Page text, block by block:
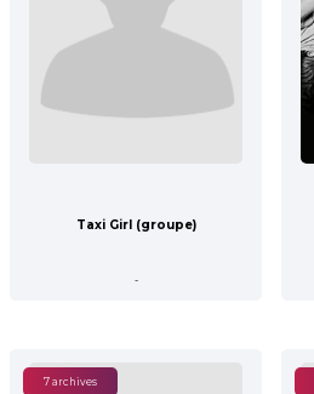
Taxi Girl (groupe)
-
7 archives